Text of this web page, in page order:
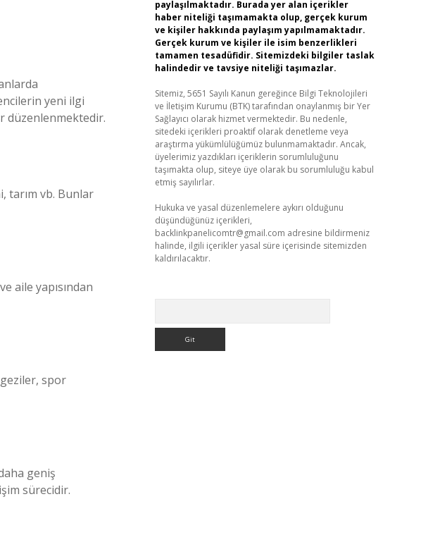
yeni ilgi
düzenlenmektedir.
tarım vb. Bunlar
aile yapısından
spor
geniş
sürecidir.
paylaşılmaktadır. Burada yer alan içerikler
haber niteliği taşımamakta olup, gerçek kurum
ve kişiler hakkında paylaşım yapılmamaktadır.
Gerçek kurum ve kişiler ile isim benzerlikleri
tamamen tesadüfidir. Sitemizdeki bilgiler taslak
halindedir ve tavsiye niteliği taşımazlar.
Sitemiz, 5651 Sayılı Kanun gereğince Bilgi Teknolojileri
ve İletişim Kurumu (BTK) tarafından onaylanmış bir Yer
Sağlayıcı olarak hizmet vermektedir. Bu nedenle,
sitedeki içerikleri proaktif olarak denetleme veya
araştırma yükümlülüğümüz bulunmamaktadır. Ancak,
üyelerimiz yazdıkları içeriklerin sorumluluğunu
taşımakta olup, siteye üye olarak bu sorumluluğu kabul
etmiş sayılırlar.
Hukuka ve yasal düzenlemelere aykırı olduğunu
düşündüğünüz içerikleri,
backlinkpanelicomtr@gmail.com adresine bildirmeniz
halinde, ilgili içerikler yasal süre içerisinde sitemizden
kaldırılacaktır.